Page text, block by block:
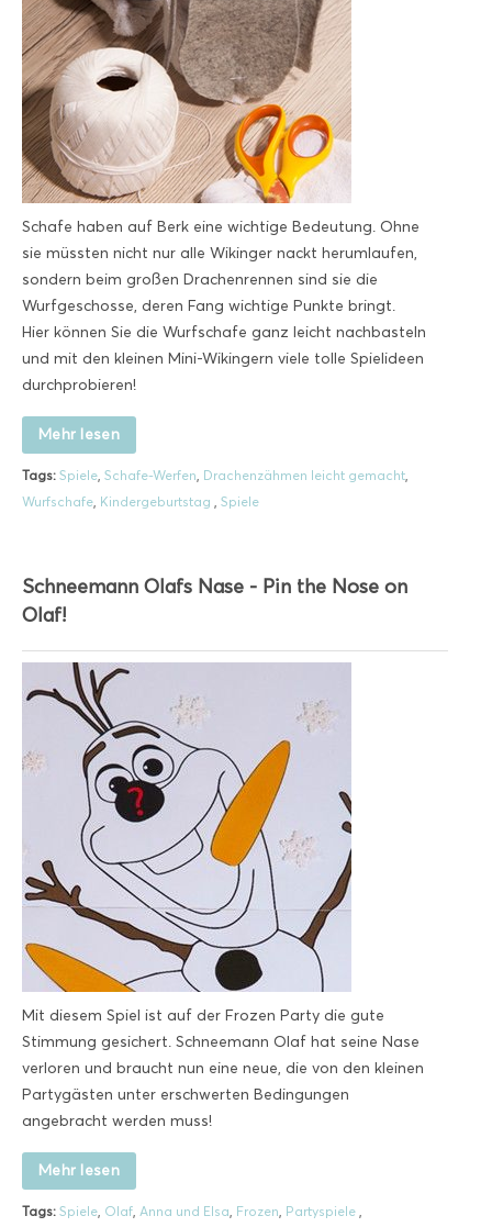
Schafe haben auf Berk eine wichtige Bedeutung. Ohne
sie müssten nicht nur alle Wikinger nackt herumlaufen,
sondern beim großen Drachenrennen sind sie die
Wurfgeschosse, deren Fang wichtige Punkte bringt.
Hier können Sie die Wurfschafe ganz leicht nachbasteln
und mit den kleinen Mini-Wikingern viele tolle Spielideen
durchprobieren!
Mehr lesen
Tags: Spiele Schafe-Werfen Drachenzähmen leicht gemacht
Wurfschafe Kindergeburtstag Spiele
Schneemann Olafs Nase - Pin the Nose on
Olaf!
Mit diesem Spiel ist auf der Frozen Party die gute
Stimmung gesichert. Schneemann Olaf hat seine Nase
verloren und braucht nun eine neue, die von den kleinen
Partygästen unter erschwerten Bedingungen
angebracht werden muss!
Mehr lesen
Tags: Spiele Olaf Anna und Elsa Frozen Partyspiele